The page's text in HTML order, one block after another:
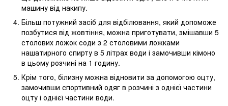
машину від накипу.
Більш потужний засіб для відбілювання, який допоможе
позбутися від жовтіння, можна приготувати, змішавши 5
столових ложок соди з 2 столовими ложками
нашатирного спирту в 5 літрах води і замочивши кімоно
в цьому розчині на 1 годину.
Крім того, білизну можна відновити за допомогою оцту,
замочивши спортивний одяг в розчині з однієї частини
оцту і однієї частини води.